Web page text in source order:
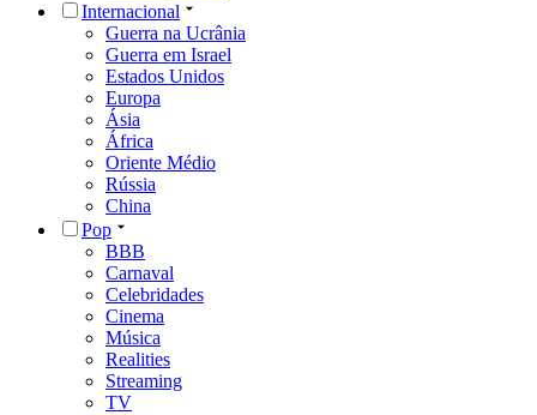
Internacional
Guerra na Ucrânia
Guerra em Israel
Estados Unidos
Europa
Ásia
África
Oriente Médio
Rússia
China
Pop
BBB
Carnaval
Celebridades
Cinema
Música
Realities
Streaming
TV